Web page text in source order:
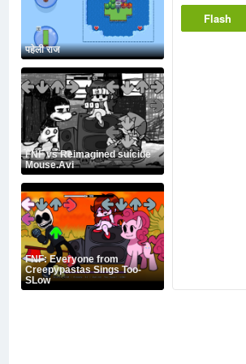
पहेली राज
FNF vs Reimagined suicide
Mouse.Avi
FNF: Everyone from
Creepypastas Sings Too-
SLow
Flash